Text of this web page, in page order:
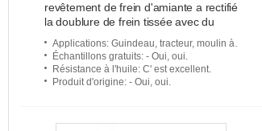
revêtement de frein d'amiante a rectifié
la doublure de frein tissée avec du
Applications: Guindeau, tracteur, moulin à sucre, grue, mélangeur, etc.
Échantillons gratuits: - Oui, oui.
Résistance à l'huile: C' est excellent.
Produit d'origine: - Oui, oui.